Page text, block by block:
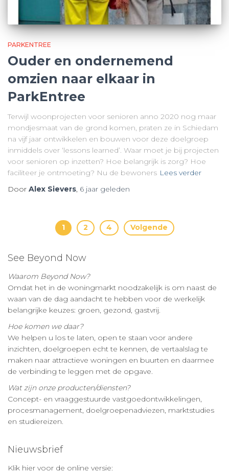
PARKENTREE
Ouder en ondernemend
omzien naar elkaar in
ParkEntree
Terwijl woonprojecten voor senioren anno 2020 nog maar
mondjesmaat van de grond komen, praten ze in Schiedam
na vijf jaar ontwikkelen en bouwen voor deze doelgroep
inmiddels over ‘lessons learned’. Waar moet je bij projecten
voor senioren op inzetten? Hoe belangrijk is zorg? Hoe
faciliteer je ontmoeting? Nu de bewoners Lees verder
Door Alex Sievers, 6 jaar geleden
Berichten
paginering
1 2 4 Volgende
See Beyond Now
Waarom Beyond Now?
Omdat het in de woningmarkt noodzakelijk is om naast de
waan van de dag aandacht te hebben voor de werkelijk
belangrijke keuzes: groen, gezond, gastvrij.
Hoe komen we daar?
We helpen u los te laten, open te staan voor andere
inzichten, doelgroepen echt te kennen, de vertaalslag te
maken naar attractieve woningen en buurten en daarmee
de verbinding te leggen met de opgave.
Wat zijn onze producten/diensten?
Concept- en vraaggestuurde vastgoedontwikkelingen,
procesmanagement, doelgroepenadviezen, marktstudies
en studiereizen.
Nieuwsbrief
Klik hier voor de online versie: